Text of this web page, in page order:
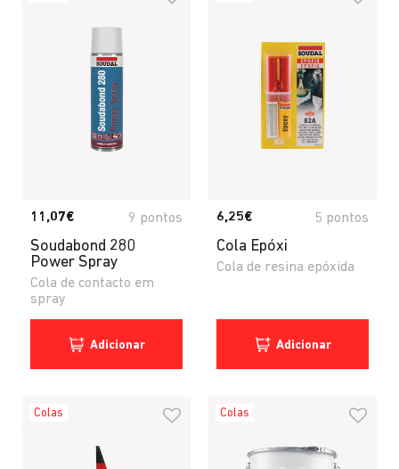
11,07€ 9 pontos
Soudabond 280
Power Spray
Cola de contacto em
spray
Adicionar
6,25€ 5 pontos
Cola Epóxi
Cola de resina epóxida
Adicionar
Colas Colas